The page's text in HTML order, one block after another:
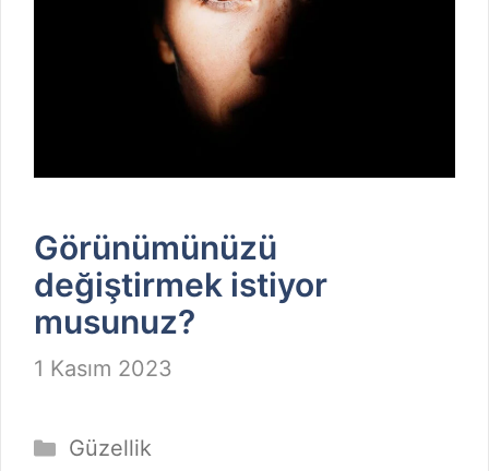
Görünümünüzü
değiştirmek istiyor
musunuz?
1 Kasım 2023
Kategoriler
Güzellik